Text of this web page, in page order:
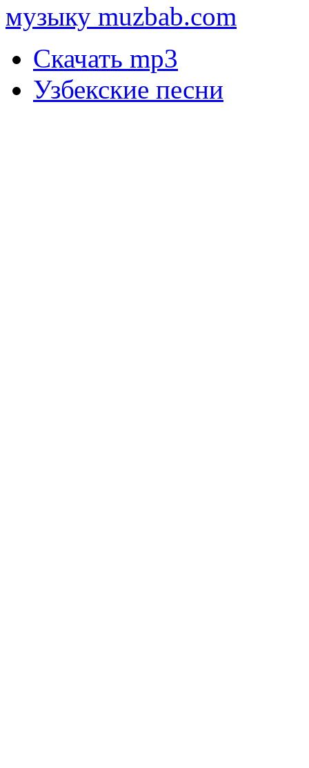
музыку muzbab.com
Скачать mp3
Узбекские песни